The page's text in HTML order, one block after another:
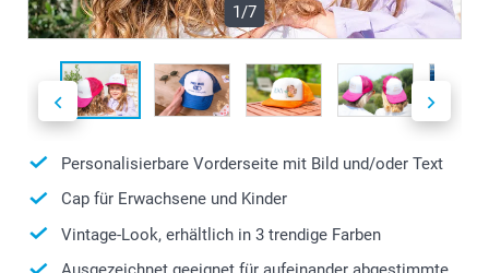
1/7
Personalisierbare Vorderseite mit Bild und/oder Text
Cap für Erwachsene und Kinder
Vintage-Look, erhältlich in 3 trendige Farben